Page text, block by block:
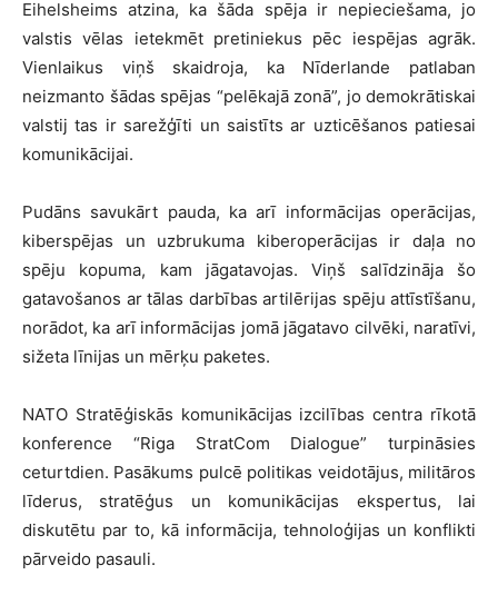
Eihelsheims atzina, ka šāda spēja ir nepieciešama, jo
valstis vēlas ietekmēt pretiniekus pēc iespējas agrāk.
Vienlaikus viņš skaidroja, ka Nīderlande patlaban
neizmanto šādas spējas “pelēkajā zonā”, jo demokrātiskai
valstij tas ir sarežģīti un saistīts ar uzticēšanos patiesai
komunikācijai.
Pudāns savukārt pauda, ka arī informācijas operācijas,
kiberspējas un uzbrukuma kiberoperācijas ir daļa no
spēju kopuma, kam jāgatavojas. Viņš salīdzināja šo
gatavošanos ar tālas darbības artilērijas spēju attīstīšanu,
norādot, ka arī informācijas jomā jāgatavo cilvēki, naratīvi,
sižeta līnijas un mērķu paketes.
NATO Stratēģiskās komunikācijas izcilības centra rīkotā
konference “Riga StratCom Dialogue” turpināsies
ceturtdien. Pasākums pulcē politikas veidotājus, militāros
līderus, stratēģus un komunikācijas ekspertus, lai
diskutētu par to, kā informācija, tehnoloģijas un konflikti
pārveido pasauli.